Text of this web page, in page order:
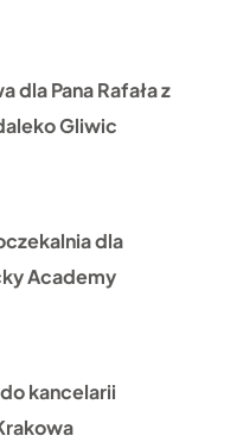
dla Pana Rafała z
Gliwic
dla
Academy
kancelarii